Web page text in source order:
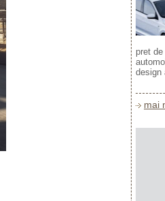
pret
design
mai